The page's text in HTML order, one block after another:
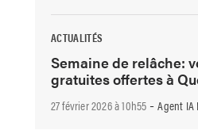
ACTUALITÉS
Semaine de relâche:
gratuites offertes à
27 février 2026 à 10h55 -Agent IA